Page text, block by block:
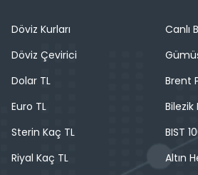
Döviz Kurları
Döviz Çevirici
Dolar TL
Euro TL
Sterin Kaç TL
Riyal Kaç TL
Canlı
Brent
Bilezik
BIST
Altın